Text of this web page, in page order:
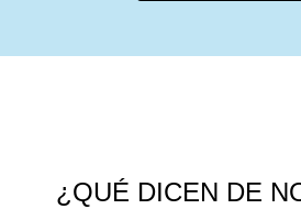
¿QUÉ DICEN DE